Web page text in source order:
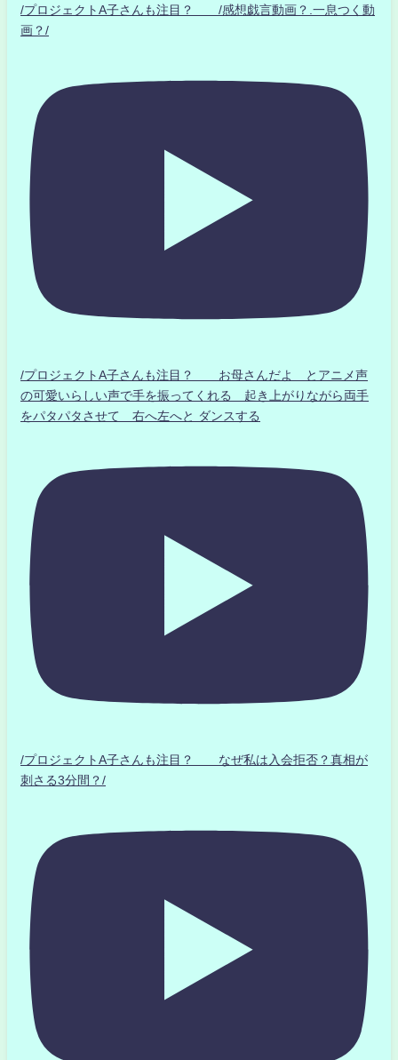
/プロジェクトA子さんも注目？ /感想戯言動画？.一息つく動
画？/
/プロジェクトA子さんも注目？ お母さんだよ とアニメ声
の可愛いらしい声で手を振ってくれる 起き上がりながら両手
をパタパタさせて 右へ左へと ダンスする
/プロジェクトA子さんも注目？ なぜ私は入会拒否？真相が
刺さる3分間？/